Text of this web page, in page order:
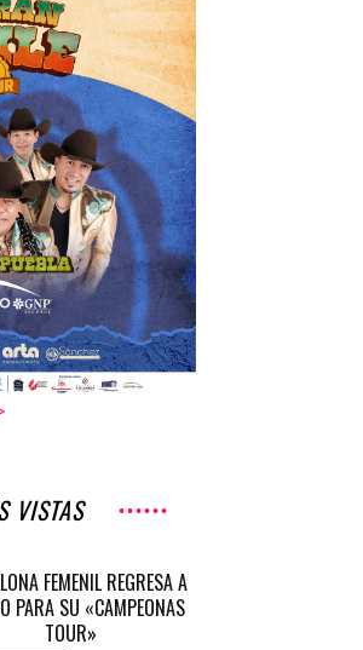
VISTAS
FEMENIL REGRESA A
PARA SU «CAMPEONAS
TOUR»